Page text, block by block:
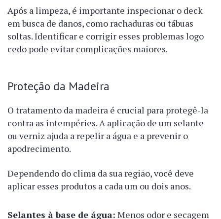
Após a limpeza, é importante inspecionar o deck
em busca de danos, como rachaduras ou tábuas
soltas. Identificar e corrigir esses problemas logo
cedo pode evitar complicações maiores.
Proteção da Madeira
O tratamento da madeira é crucial para protegê-la
contra as intempéries. A aplicação de um selante
ou verniz ajuda a repelir a água e a prevenir o
apodrecimento.
Dependendo do clima da sua região, você deve
aplicar esses produtos a cada um ou dois anos.
Selantes à base de água: Menos odor e secagem